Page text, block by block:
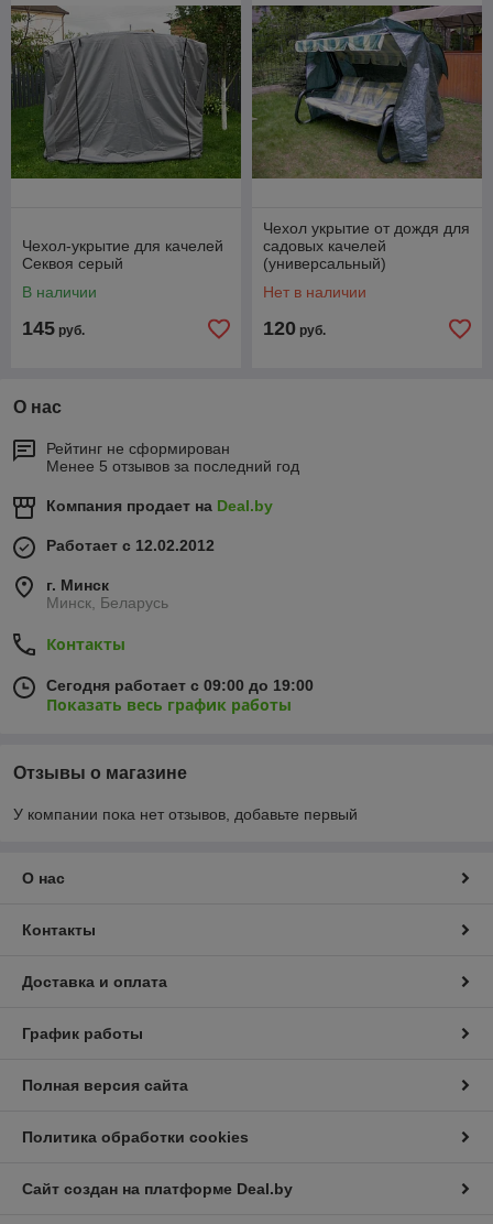
Чехол-укрытие для качелей
Секвоя серый
В наличии
145 руб.
Чехол укрытие от дождя для
садовых качелей
(универсальный)
Нет в наличии
120 руб.
О нас
Рейтинг не сформирован
Менее 5 отзывов за последний год
Компания продает на Deal.by
Работает с 12.02.2012
г. Минск
Минск, Беларусь
Контакты
Сегодня работает с 09:00 до 19:00
Показать весь график работы
Отзывы о магазине
У компании пока нет отзывов, добавьте первый
О нас
Контакты
Доставка и оплата
График работы
Полная версия сайта
Политика обработки cookies
Сайт создан на платформе Deal.by